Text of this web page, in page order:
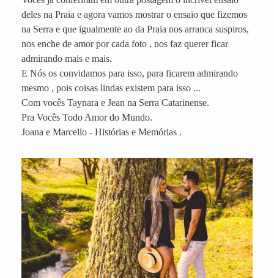
deles na Praia e agora vamos mostrar o ensaio que fizemos
na Serra e que igualmente ao da Praia nos arranca suspiros,
nos enche de amor por cada foto , nos faz querer ficar
admirando mais e mais.
E Nós os convidamos para isso, para ficarem admirando
mesmo , pois coisas lindas existem para isso ...
Com vocês Taynara e Jean na Serra Catarinense.
Pra Vocês Todo Amor do Mundo.
Joana e Marcello - Histórias e Memórias .